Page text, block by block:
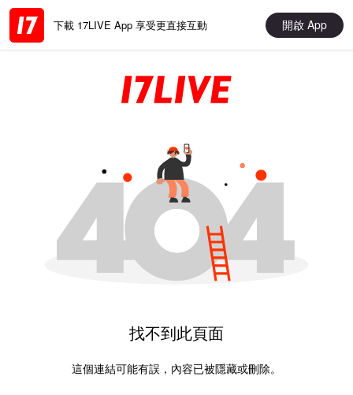
下載 17LIVE App 享受更直接互動 開啟 App
找不到此頁面
這個連結可能有誤，內容已被隱藏或刪除。